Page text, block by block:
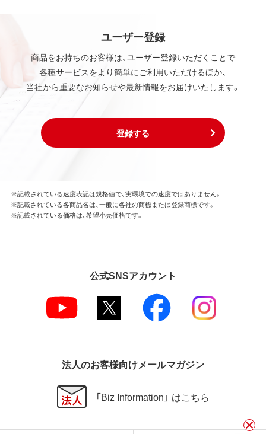
ユーザー登録
商品をお持ちのお客様は、ユーザー登録いただくことで
各種サービスをより簡単にご利用いただけるほか、
当社から重要なお知らせや最新情報をお届けいたします。
登録する
※記載されている速度表記は規格値で、実環境での速度ではありません。
※記載されている各商品名は、一般に各社の商標または登録商標です。
※記載されている価格は、希望小売価格です。
公式SNSアカウント
法人のお客様向けメールマガジン
「Biz Information」 はこちら